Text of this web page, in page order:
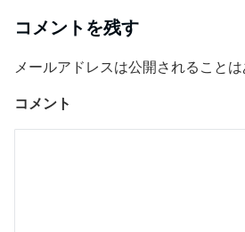
コメントを残す
メールアドレスは公開されることは
コメント